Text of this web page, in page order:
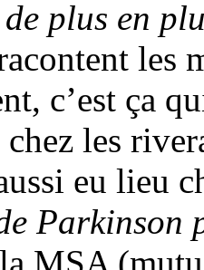
plus en
les
c’est ça
chez les
eu lieu
Parkinson
MSA